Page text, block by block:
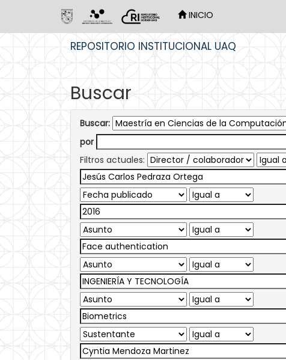
INICIO
REPOSITORIO INSTITUCIONAL UAQ
Buscar
Buscar:
por
Filtros actuales: